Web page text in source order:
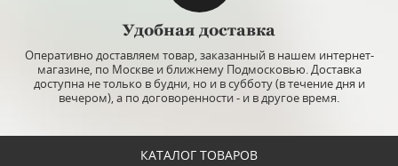
Удобная доставка
Оперативно доставляем товар, заказанный в нашем интернет-
магазине, по Москве и ближнему Подмосковью. Доставка
доступна не только в будни, но и в субботу (в течение дня и
вечером), а по договоренности - и в другое время.
КАТАЛОГ ТОВАРОВ